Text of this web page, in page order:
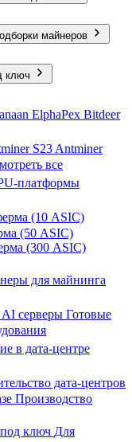
майнеров
ключ
ElphaPex Bitdeer
S23 Antminer
все
(10 ASIC)
(50 ASIC)
(300 ASIC)
для майнинга
AI серверы Готовые
в дата-центре
дата-центров
Производство
ключ Для